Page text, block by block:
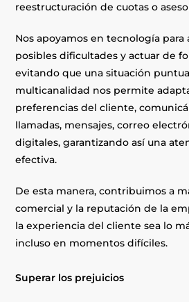
reestructuración de cuotas o
Nos apoyamos en tecnología para
posibles dificultades y actuar de
evitando que una situación
multicanalidad nos permite
preferencias del cliente,
llamadas, mensajes, correo
digitales, garantizando así una
efectiva.
De esta manera, contribuimos a
comercial y la reputación de la
la experiencia del cliente sea lo
incluso en momentos difíciles.
Superar los prejuicios